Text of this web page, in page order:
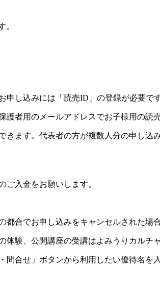
。
し込みには「読売ID」の登録が必要で
者用のメールアドレスでお子様用の読
ます。代表者の方が複数人分の申し込
入金をお願いします。
合でお申し込みをキャンセルされた場
験、公開講座の受講はよみうりカルチ
合せ」ボタンから利用したい優待名を